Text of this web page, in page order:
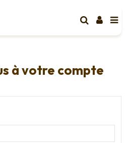
à votre compte